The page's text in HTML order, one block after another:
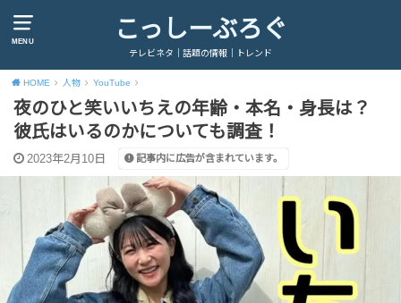
MENU こっしーぶろぐ
テレビネタ｜話題の情報｜トレンド
HOME 人物 YouTube
夜のひと笑いいちえの年齢・本名・身長は？
彼氏はいるのかについても調査！
2023年2月10日 記事内に広告が含まれています。